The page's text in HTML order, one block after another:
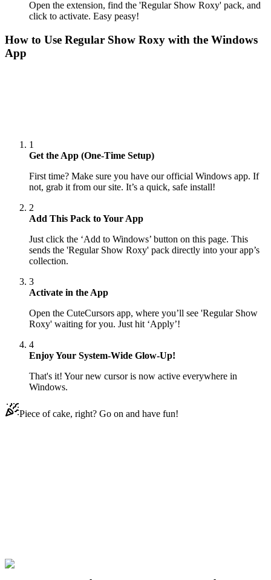
Open the extension, find the 'Regular Show Roxy' pack, and
click to activate. Easy peasy!
How to Use Regular Show Roxy with the Windows
App
1
Get the App (One-Time Setup)
First time? Make sure you have our official Windows app. If
not, grab it from our site. It’s a quick, safe install!
2
Add This Pack to Your App
Just click the ‘Add to Windows’ button on this page. This
sends the 'Regular Show Roxy' pack directly into your app’s
collection.
3
Activate in the App
Open the CuteCursors app, where you’ll see 'Regular Show
Roxy' waiting for you. Just hit ‘Apply’!
4
Enjoy Your System-Wide Glow-Up!
That's it! Your new cursor is now active everywhere in
Windows.
Piece of cake, right? Go on and have fun!
عرض منتظم